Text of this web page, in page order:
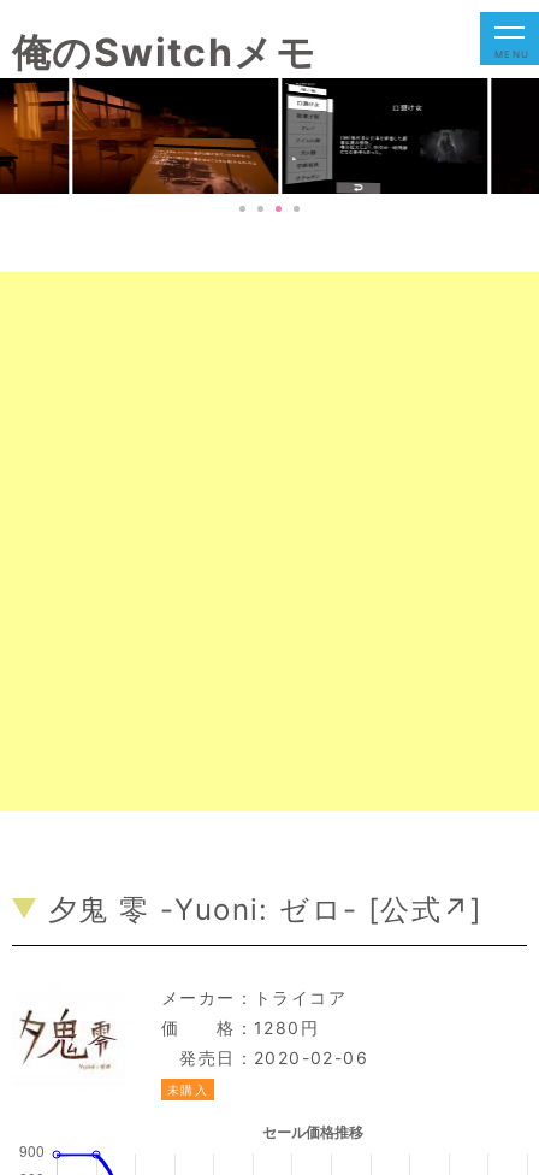
俺のSwitchメモ MENU
夕鬼 零 -Yuoni: ゼロ- [公式↗]
メーカー：
トライコア
価 格：1280円
発売日：2020-02-06
未購入